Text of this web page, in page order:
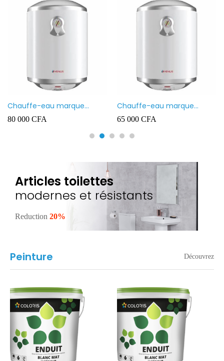
Chauffe-eau marque
VENUS 80L
80 000 CFA
Chauffe-eau marque
VENUS 50L
65 000 CFA
Articles toilettes
modernes et résistants
Reduction 20%
Peinture Découvrez